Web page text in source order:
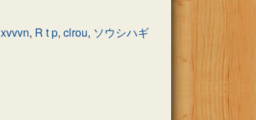
xvvvn, R t p, clrou, ソウシハギ